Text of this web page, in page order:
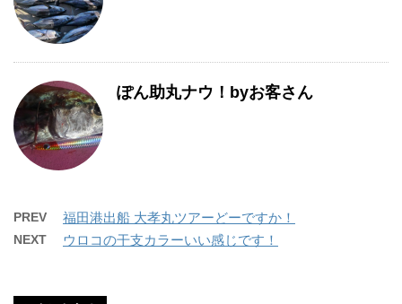
ぽん助丸ナウ！byお客さん
PREV 福田港出船 大孝丸ツアーどーですか！
NEXT ウロコの干支カラーいい感じです！